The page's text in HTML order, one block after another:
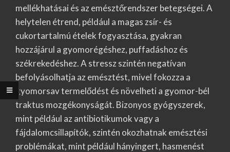
mellékhatásai és az emésztőrendszer betegségei. A
helytelen étrend, például a magas zsír- és
cukortartalmú ételek fogyasztása, gyakran
hozzájárul a gyomorégéshez, puffadáshoz és
székrekedéshez. A stressz szintén negatívan
befolyásolhatja az emésztést, mivel fokozza a
gyomorsav termelődést és növelheti a gyomor-bél
traktus mozgékonyságát. Bizonyos gyógyszerek,
mint például az antibiotikumok vagy a
fájdalomcsillapítók, szintén okozhatnak emésztési
problémákat, mint például hányingert, hasmenést